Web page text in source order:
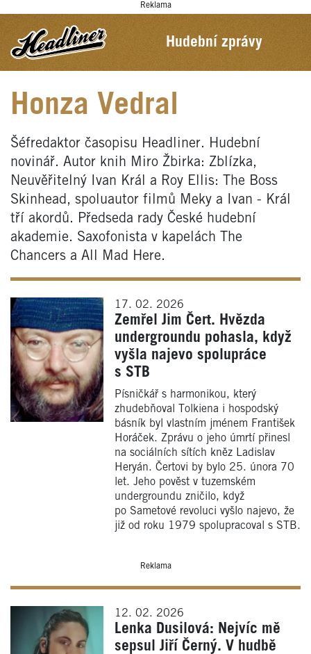
Reklama
Hudební zprávy
Honza Vedral
Šéfredaktor časopisu Headliner. Hudební
novinář. Autor knih Miro Žbirka: Zblízka,
Neuvěřitelný Ivan Král a Roy Ellis: The Boss
Skinhead, spoluautor filmů Meky a Ivan - Král
tří akordů. Předseda rady České hudební
akademie. Saxofonista v kapelách The
Chancers a All Mad Here.
17. 02. 2026
Zemřel Jim Čert. Hvězda
undergroundu pohasla, když
vyšla najevo spolupráce
s STB
Písničkář s harmonikou, který
zhudebňoval Tolkiena i hospodský
básník byl vlastním jménem František
Horáček. Zprávu o jeho úmrtí přinesl
na sociálních sítích kněz Ladislav
Heryán. Čertovi by bylo 25. února 70
let. Jeho pověst v tuzemském
undergroundu zničilo, když
po Sametové revoluci vyšlo najevo, že
již od roku 1979 spolupracoval s STB.
Reklama
12. 02. 2026
Lenka Dusilová: Nejvíc mě
sepsul Jiří Černý. V hudbě